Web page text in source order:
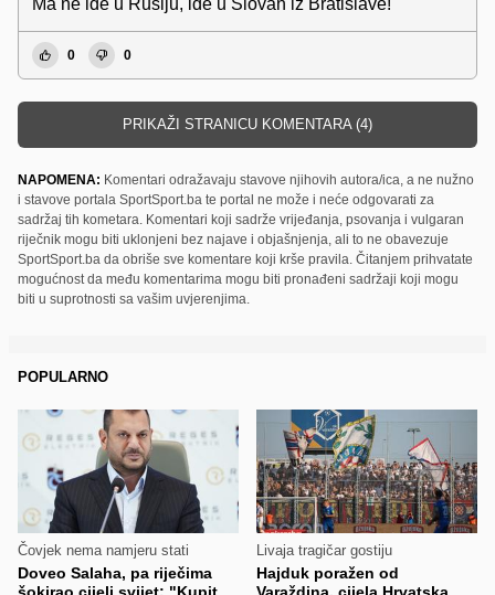
0 0
PRIKAŽI STRANICU KOMENTARA (4)
NAPOMENA: Komentari odražavaju stavove njihovih autora/ica, a ne nužno
i stavove portala SportSport.ba te portal ne može i neće odgovarati za
sadržaj tih kometara. Komentari koji sadrže vrijeđanja, psovanja i vulgaran
riječnik mogu biti uklonjeni bez najave i objašnjenja, ali to ne obavezuje
SportSport.ba da obriše sve komentare koji krše pravila. Čitanjem prihvatate
mogućnost da među komentarima mogu biti pronađeni sadržaji koji mogu
biti u suprotnosti sa vašim uvjerenjima.
POPULARNO
Čovjek nema namjeru stati
Doveo Salaha, pa riječima
Livaja tragičar gostiju
Hajduk poražen od